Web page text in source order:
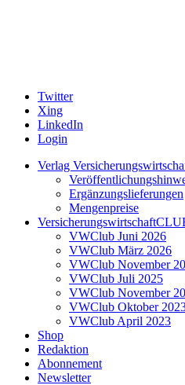
Twitter
Xing
LinkedIn
Login
Verlag
Ergänzungslieferungen
Mengenpreise
VWClub Juni 2026
VWClub März 2026
VWClub November
VWClub Juli 2025
VWClub November
VWClub Oktober
VWClub April 2023
Shop
Redaktion
Abonnement
Newsletter